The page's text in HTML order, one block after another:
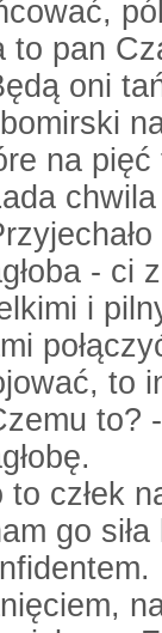
to pan
oni
na
- ci
i
to
to?
to człek
go siła